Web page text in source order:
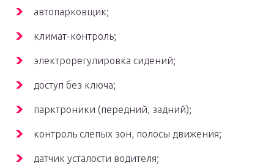
автопарковщик;
климат-контроль;
электрорегулировка сидений;
доступ без ключа;
парктроники (передний, задний);
контроль слепых зон, полосы движения;
датчик усталости водителя;